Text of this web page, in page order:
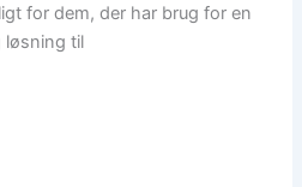
for dem, der har brug for en
løsning til